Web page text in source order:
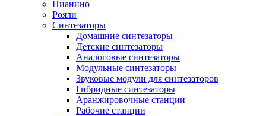
Пианино
Рояли
Синтезаторы
Домашние синтезаторы
Детские синтезаторы
Аналоговые синтезаторы
Модульные синтезаторы
Звуковые модули для синтезаторов
Гибридные синтезаторы
Аранжировочные станции
Рабочие станции